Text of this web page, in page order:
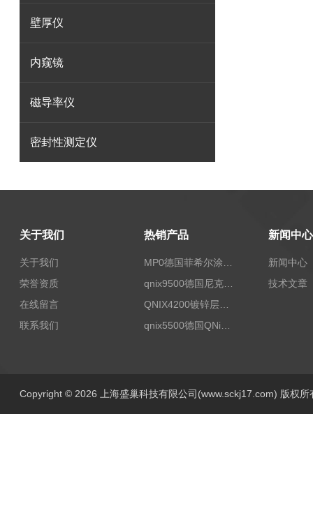
壁厚仪
内窥镜
磁导率仪
密封性测定仪
关于我们
关于我们
荣誉资质
在线留言
联系我们
热销产品
qnix9500德国尼克斯涂镀层测厚仪
QNIX4200镀锌层测厚
新闻中心
新闻中心
技术文章
Copyright © 2026 上海盛巢科技有限公司(www.sckj17.com) 版权所